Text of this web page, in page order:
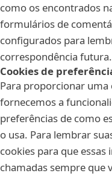
como os encontrados
formulários de
configurados para
correspondência futura.
Cookies de
Para proporcionar uma
fornecemos a
preferências de como
o usa. Para lembrar
cookies para que
chamadas sempre que